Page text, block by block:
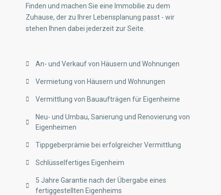
Finden und machen Sie eine Immobilie zu dem
Zuhause, der zu Ihrer Lebensplanung passt - wir
stehen Ihnen dabei jederzeit zur Seite.
An- und Verkauf von Häusern und Wohnungen
Vermietung von Häusern und Wohnungen
Vermittlung von Bauaufträgen für Eigenheime
Neu- und Umbau, Sanierung und Renovierung von
Eigenheimen
Tippgeberprämie bei erfolgreicher Vermittlung
Schlüsselfertiges Eigenheim
5 Jahre Garantie nach der Übergabe eines
fertiggestellten Eigenheims